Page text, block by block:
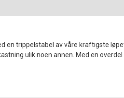
en trippelstabel av våre kraftigste
ulik noen annen. Med en